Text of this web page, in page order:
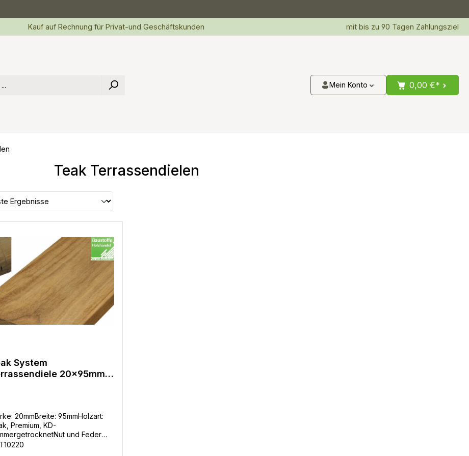
Kauf auf Rechnung für Privat-und Geschäftskunden mit bis zu 90 Tagen Zahlungsziel
Mein Konto 0,00 €*
Teak Terrassendielen
System
20x95mm
20mmBreite: 95mmHolzart:
Premium, KD-
und Feder
zur